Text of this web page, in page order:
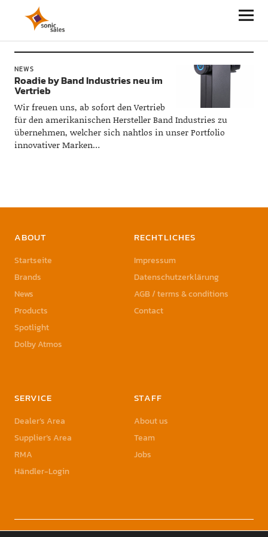
Sonic Sales
NEWS
Roadie by Band Industries neu im
Vertrieb
Wir freuen uns, ab sofort den Vertrieb
für den amerikanischen Hersteller Band Industries zu
übernehmen, welcher sich nahtlos in unser Portfolio
innovativer Marken…
ABOUT
Startseite
Brands
News
Products
Spotlight
Dolby Atmos
RECHTLICHES
Impressum
Datenschutzerklärung
AGB / terms & conditions
Contact
SERVICE
Dealer’s Area
Supplier’s Area
RMA
Händler-Login
STAFF
About us
Team
Jobs